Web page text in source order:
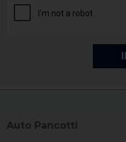
Auto Pancotti